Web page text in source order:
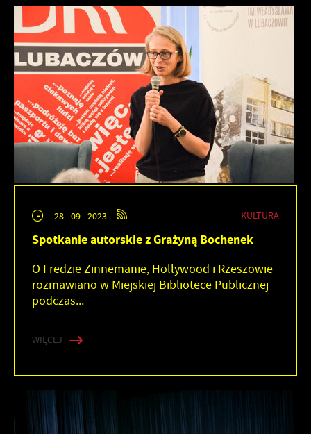
28 - 09 - 2023 KULTURA
Spotkanie autorskie z Grażyną Bochenek
O Fredzie Zinnemanie, Hollywood i Rzeszowie
rozmawiano w Miejskiej Bibliotece Publicznej
podczas...
WIĘCEJ